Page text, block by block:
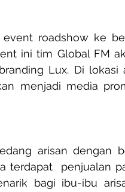
roadshow ke
ini tim Global FM
Lux. Di lokasi
menjadi media
arisan dengan
terdapat  penjualan
bagi ibu-ibu